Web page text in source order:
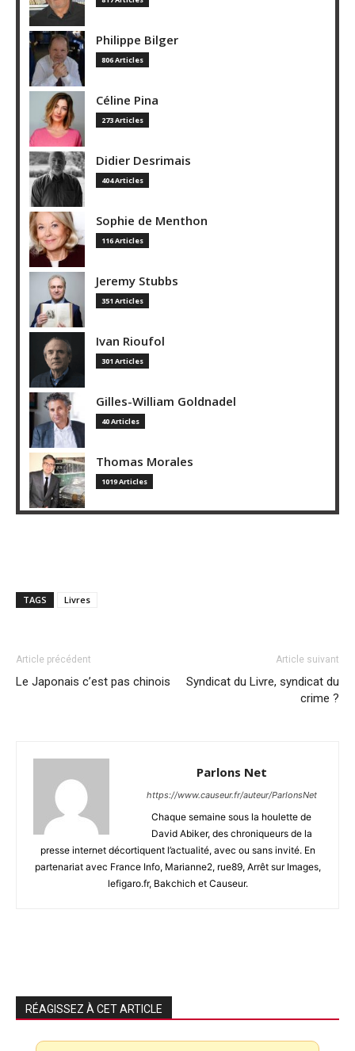
Philippe Bilger
806 Articles
Céline Pina
273 Articles
Didier Desrimais
404 Articles
Sophie de Menthon
116 Articles
Jeremy Stubbs
351 Articles
Ivan Rioufol
301 Articles
Gilles-William Goldnadel
40 Articles
Thomas Morales
1019 Articles
TAGS Livres
Article précédent
Le Japonais c’est pas chinois
Article suivant
Syndicat du Livre, syndicat du
crime ?
Parlons Net
https://www.causeur.fr/auteur/ParlonsNet
Chaque semaine sous la houlette de
David Abiker, des chroniqueurs de la
presse internet décortiquent l’actualité, avec ou sans invité. En
partenariat avec France Info, Marianne2, rue89, Arrêt sur Images,
lefigaro.fr, Bakchich et Causeur.
RÉAGISSEZ À CET ARTICLE